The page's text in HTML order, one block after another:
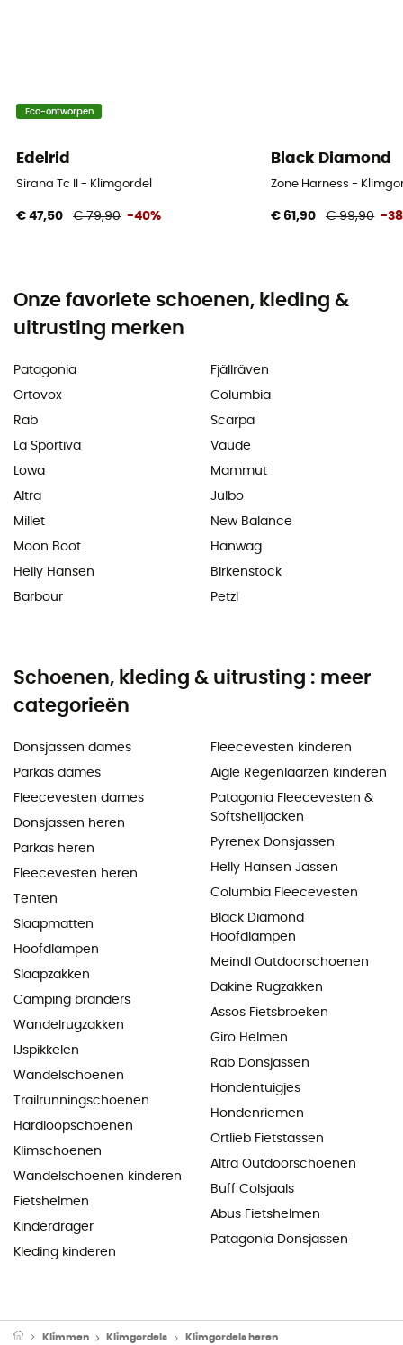
Eco-ontworpen
Edelrid
Sirana Tc II - Klimgordel
€ 47,50 € 79,90 -40%
Black Diamond
Zone Harness -
€ 61,90 € 99,90 -
Onze favoriete schoenen, kleding &
uitrusting merken
Patagonia
Ortovox
Rab
La Sportiva
Lowa
Altra
Millet
Moon Boot
Helly Hansen
Barbour
Fjällräven
Columbia
Scarpa
Vaude
Mammut
Julbo
New Balance
Hanwag
Birkenstock
Petzl
Schoenen, kleding & uitrusting : meer
categorieën
Donsjassen dames
Parkas dames
Fleecevesten dames
Donsjassen heren
Parkas heren
Fleecevesten heren
Tenten
Slaapmatten
Hoofdlampen
Slaapzakken
Camping branders
Wandelrugzakken
IJspikkelen
Wandelschoenen
Trailrunningschoenen
Hardloopschoenen
Klimschoenen
Wandelschoenen kinderen
Fietshelmen
Kinderdrager
Kleding kinderen
Fleecevesten kinderen
Aigle Regenlaarzen kinderen
Patagonia Fleecevesten &
Softshelljacken
Pyrenex Donsjassen
Helly Hansen Jassen
Columbia Fleecevesten
Black Diamond
Hoofdlampen
Meindl Outdoorschoenen
Dakine Rugzakken
Assos Fietsbroeken
Giro Helmen
Rab Donsjassen
Hondentuigjes
Hondenriemen
Ortlieb Fietstassen
Altra Outdoorschoenen
Buff Colsjaals
Abus Fietshelmen
Patagonia Donsjassen
Klimmen Klimgordels Klimgordels heren